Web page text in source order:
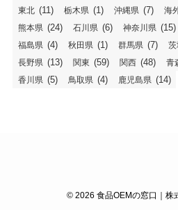
東北 (11) 栃木県 (1) 沖縄県 (7) 海
熊本県 (24) 石川県 (6) 神奈川県 (15)
福島県 (4) 秋田県 (1) 群馬県 (7) 茨
長野県 (13) 関東 (59) 関西 (48) 青
香川県 (5) 鳥取県 (4) 鹿児島県 (14)
©2026 食品OEMの窓口｜株